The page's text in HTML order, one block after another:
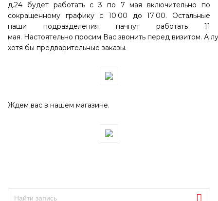
д.24 будет работать с 3 по 7 мая включительно по
сокращенному графику с 10:00 до 17:00. Остальные
наши подразделения начнут работать 11
мая. Настоятельно просим Вас звонить перед визитом. А
хотя бы предварительные заказы.
Ждем вас в нашем магазине.